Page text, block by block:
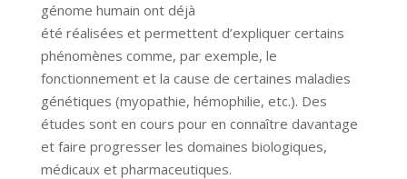
génome humain ont déjà
été réalisées et permettent d’expliquer certains
phénomènes comme, par exemple, le
fonctionnement et la cause de certaines maladies
génétiques (myopathie, hémophilie, etc.). Des
études sont en cours pour en connaître davantage
et faire progresser les domaines biologiques,
médicaux et pharmaceutiques.